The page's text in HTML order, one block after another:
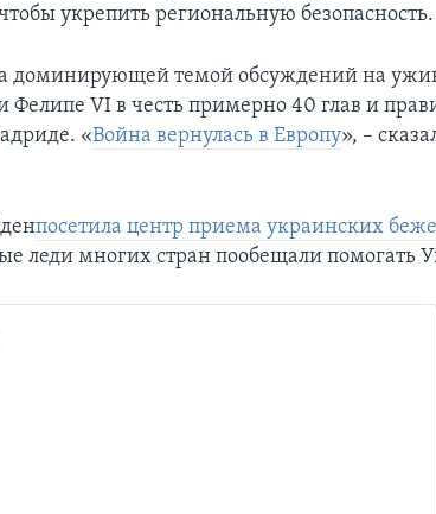
укрепить региональную безопасность.
доминирующей темой обсуждений на
VI в честь примерно 40 глав и
«Война вернулась в Европу», –
посетила центр приема украинских
леди многих стран пообещали помогать